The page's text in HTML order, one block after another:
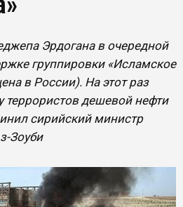
Эрдогана в очередной
группировки «Исламское
в России). На этот раз
террористов дешевой нефти
сирийский министр
Зоуби